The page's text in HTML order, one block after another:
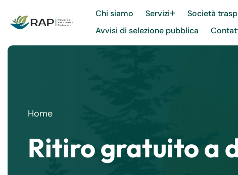
Chi siamo Servizi Società
Avvisi di selezione pubblica
Home
Ritiro gratuito a